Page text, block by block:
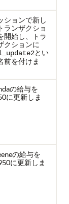
NAME
ションで新し
ランザクショ
開始し、トラ
クションに
とい
前を付けま
7050
=
の給与を
に更新しま
10950
=
の給与を
に更新しま